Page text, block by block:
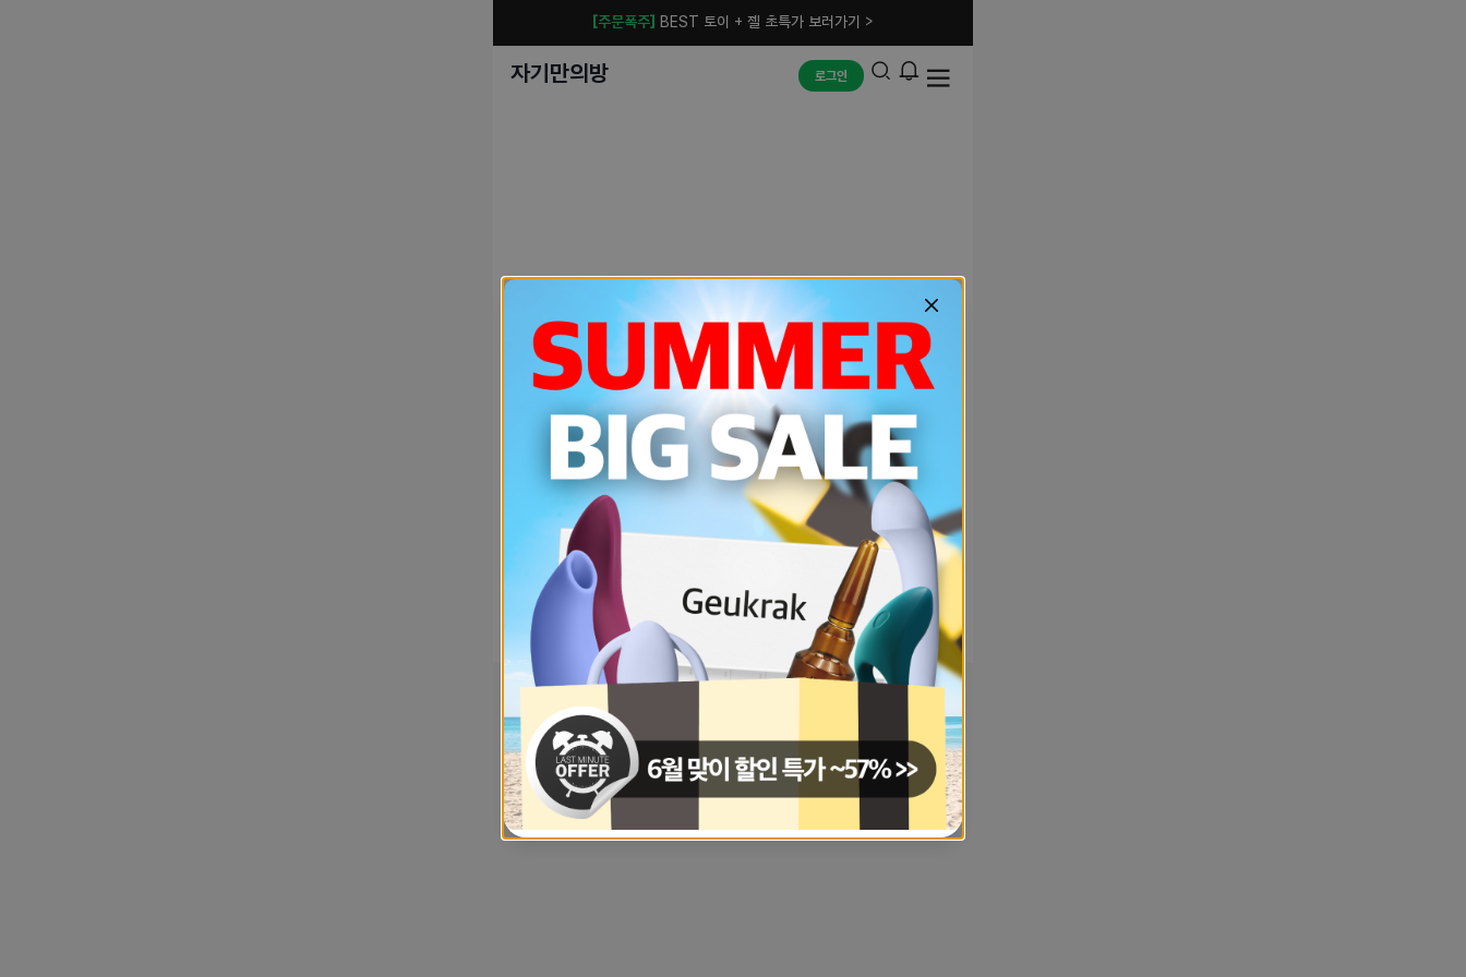
[주문폭주] BEST 토이 + 젤 초특가 보러가기 >
자기만의방 로그인
예상치 못한 에러입니다.